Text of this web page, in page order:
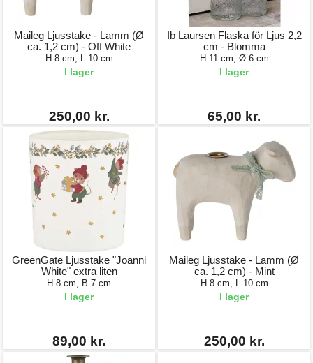
Maileg Ljusstake - Lamm (Ø
ca. 1,2 cm) - Off White
H 8 cm, L 10 cm
I lager
250,00 kr.
Ib Laursen Flaska för Ljus 2,2
cm - Blomma
H 11 cm, Ø 6 cm
I lager
65,00 kr.
GreenGate Ljusstake "Joanni
White" extra liten
H 8 cm, B 7 cm
I lager
89,00 kr.
Maileg Ljusstake - Lamm (Ø
ca. 1,2 cm) - Mint
H 8 cm, L 10 cm
I lager
250,00 kr.